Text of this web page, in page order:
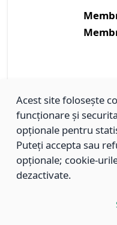
Acest site folosește
funcționare și
opționale pentru
Puteți accepta sau
opționale; cookie-
dezactivate.